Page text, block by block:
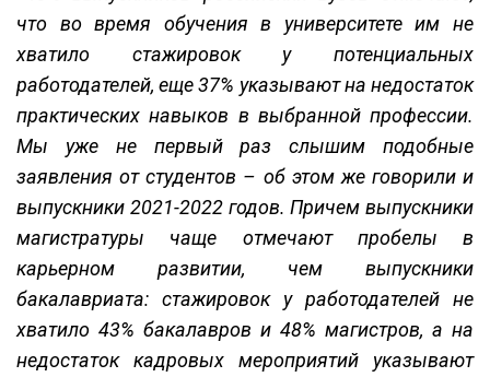
что во время обучения в университете им не
хватило стажировок у потенциальных
работодателей, еще 37% указывают на недостаток
практических навыков в выбранной профессии.
Мы уже не первый раз слышим подобные
заявления от студентов – об этом же говорили и
выпускники 2021-2022 годов. Причем выпускники
магистратуры чаще отмечают пробелы в
карьерном развитии, чем выпускники
бакалавриата: стажировок у работодателей не
хватило 43% бакалавров и 48% магистров, а на
недостаток кадровых мероприятий указывают